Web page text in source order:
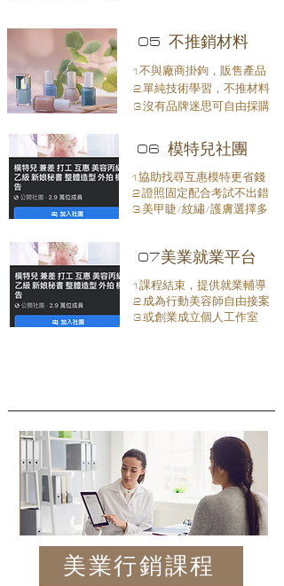
05 ​不推銷材料
1.不與廠商掛鉤，販售產品
2.單純技術學習，不推材料
3.沒有品牌迷思可自由採購
06 模特兒社團
1.協助找尋互惠模特更省錢
2.證照固定配合考試不出錯
3.美甲睫/紋繡/護膚選擇多
07​美業就業平台
1.課程結束，提供就業輔導
2.成為行動美容師自由接案
3.或創業成立個人工作室
美業行銷課程